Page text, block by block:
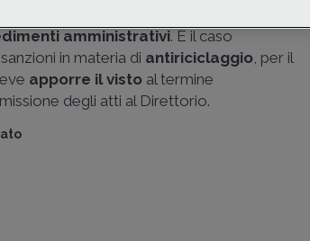
amministrativi. È il caso
in materia di antiriciclaggio, per il
apporre il visto al termine
degli atti al Direttorio.